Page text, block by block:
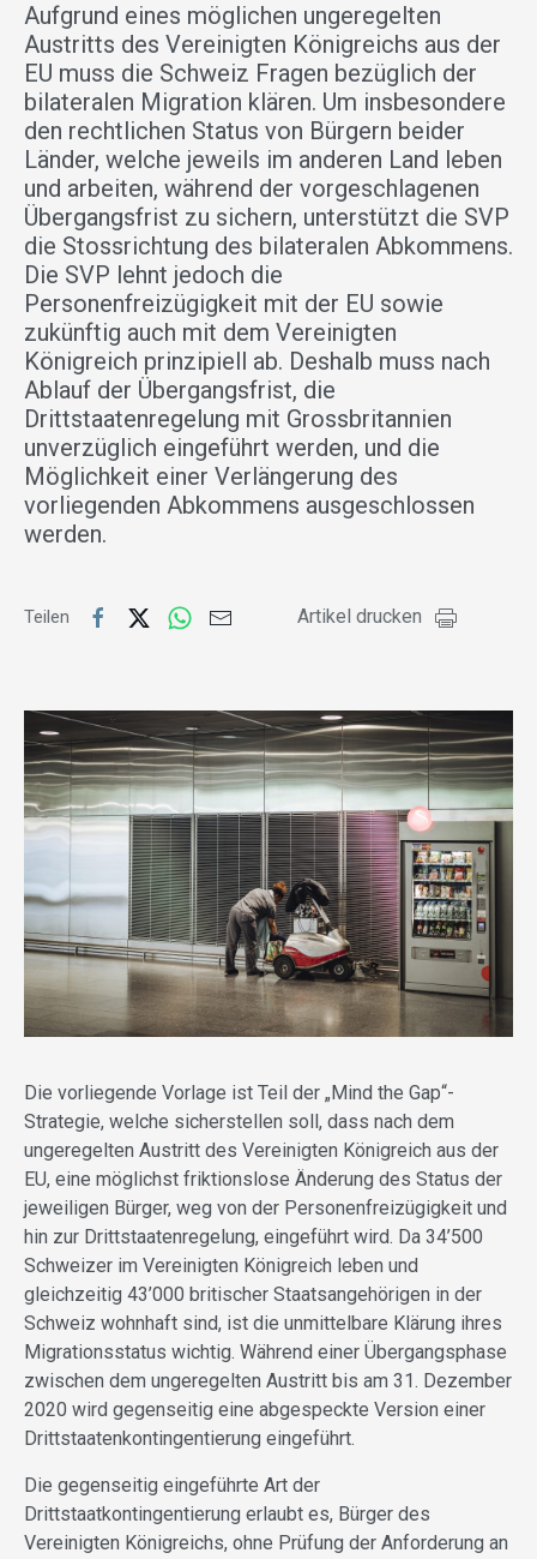
Aufgrund eines möglichen ungeregelten
Austritts des Vereinigten Königreichs aus der
EU muss die Schweiz Fragen bezüglich der
bilateralen Migration klären. Um insbesondere
den rechtlichen Status von Bürgern beider
Länder, welche jeweils im anderen Land leben
und arbeiten, während der vorgeschlagenen
Übergangsfrist zu sichern, unterstützt die SVP
die Stossrichtung des bilateralen Abkommens.
Die SVP lehnt jedoch die
Personenfreizügigkeit mit der EU sowie
zukünftig auch mit dem Vereinigten
Königreich prinzipiell ab. Deshalb muss nach
Ablauf der Übergangsfrist, die
Drittstaatenregelung mit Grossbritannien
unverzüglich eingeführt werden, und die
Möglichkeit einer Verlängerung des
vorliegenden Abkommens ausgeschlossen
werden.
Teilen Artikel drucken
Die vorliegende Vorlage ist Teil der „Mind the Gap“-
Strategie, welche sicherstellen soll, dass nach dem
ungeregelten Austritt des Vereinigten Königreich aus der
EU, eine möglichst friktionslose Änderung des Status der
jeweiligen Bürger, weg von der Personenfreizügigkeit und
hin zur Drittstaatenregelung, eingeführt wird. Da 34’500
Schweizer im Vereinigten Königreich leben und
gleichzeitig 43’000 britischer Staatsangehörigen in der
Schweiz wohnhaft sind, ist die unmittelbare Klärung ihres
Migrationsstatus wichtig. Während einer Übergangsphase
zwischen dem ungeregelten Austritt bis am 31. Dezember
2020 wird gegenseitig eine abgespeckte Version einer
Drittstaatenkontingentierung eingeführt.
Die gegenseitig eingeführte Art der
Drittstaatkontingentierung erlaubt es, Bürger des
Vereinigten Königreichs, ohne Prüfung der Anforderung an